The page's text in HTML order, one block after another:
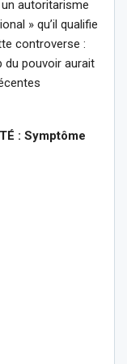
autoritarisme
» qu’il qualifie
controverse :
du pouvoir aurait
: Symptôme